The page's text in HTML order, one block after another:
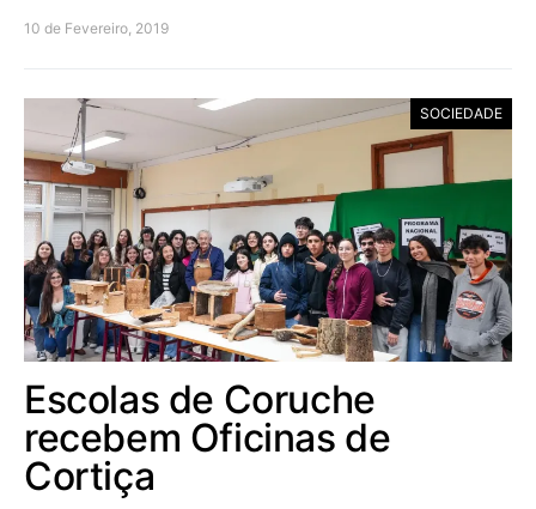
10 de Fevereiro, 2019
SOCIEDADE
Escolas de Coruche
recebem Oficinas de
Cortiça